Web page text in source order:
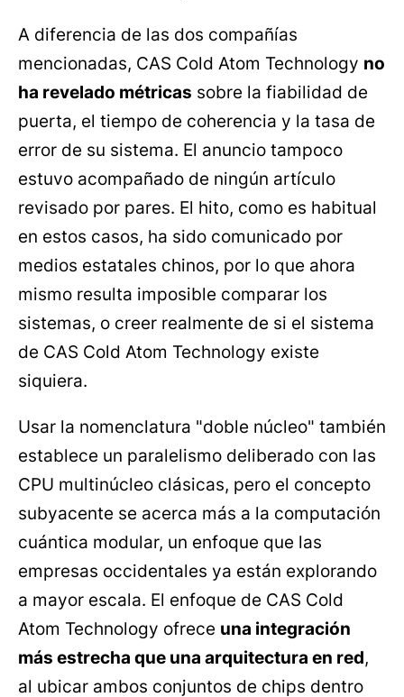
A diferencia de las dos compañías
mencionadas, CAS Cold Atom Technology no
ha revelado métricas sobre la fiabilidad de
puerta, el tiempo de coherencia y la tasa de
error de su sistema. El anuncio tampoco
estuvo acompañado de ningún artículo
revisado por pares. El hito, como es habitual
en estos casos, ha sido comunicado por
medios estatales chinos, por lo que ahora
mismo resulta imposible comparar los
sistemas, o creer realmente de si el sistema
de CAS Cold Atom Technology existe
siquiera.
Usar la nomenclatura "doble núcleo" también
establece un paralelismo deliberado con las
CPU multinúcleo clásicas, pero el concepto
subyacente se acerca más a la computación
cuántica modular, un enfoque que las
empresas occidentales ya están explorando
a mayor escala. El enfoque de CAS Cold
Atom Technology ofrece una integración
más estrecha que una arquitectura en red,
al ubicar ambos conjuntos de chips dentro